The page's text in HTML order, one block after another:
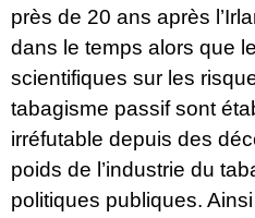
près de 20 ans après
dans le temps alors que
scientifiques sur les
tabagisme passif sont
irréfutable depuis des
poids de l’industrie du
politiques publiques.